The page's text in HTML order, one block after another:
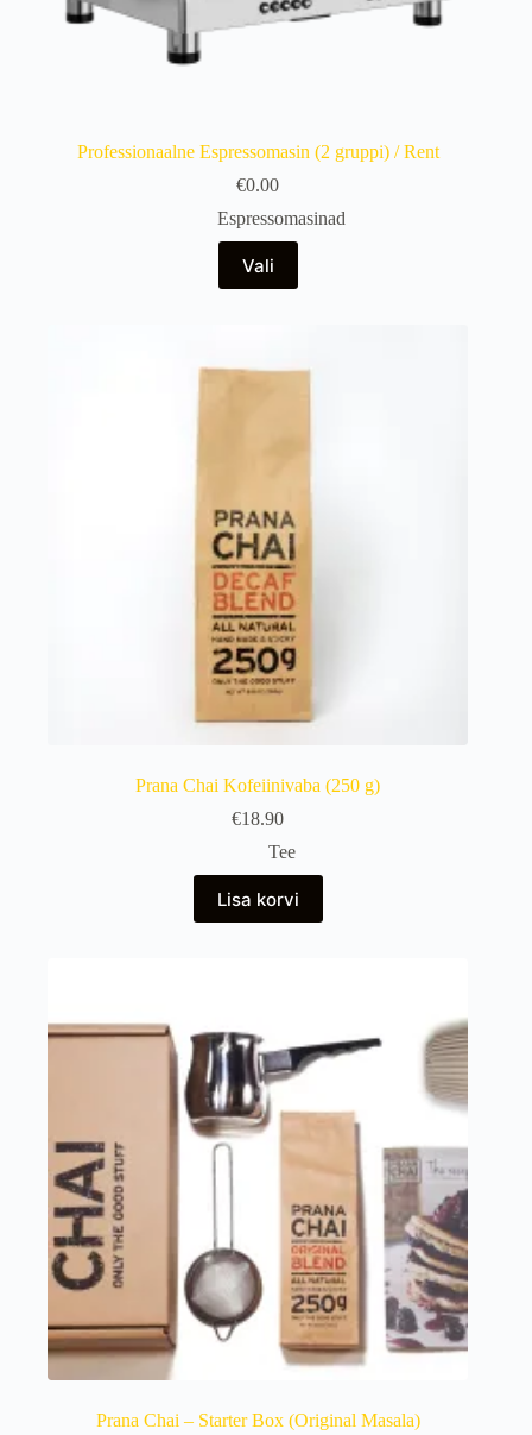
Professionaalne Espressomasin (2 gruppi) / Rent
€0.00
Espressomasinad
Vali
Sellel
tootel
on
saab
Prana Chai Kofeiinivaba (250 g)
€18.90
Tee
Lisa korvi
Prana Chai – Starter Box (Original Masala)